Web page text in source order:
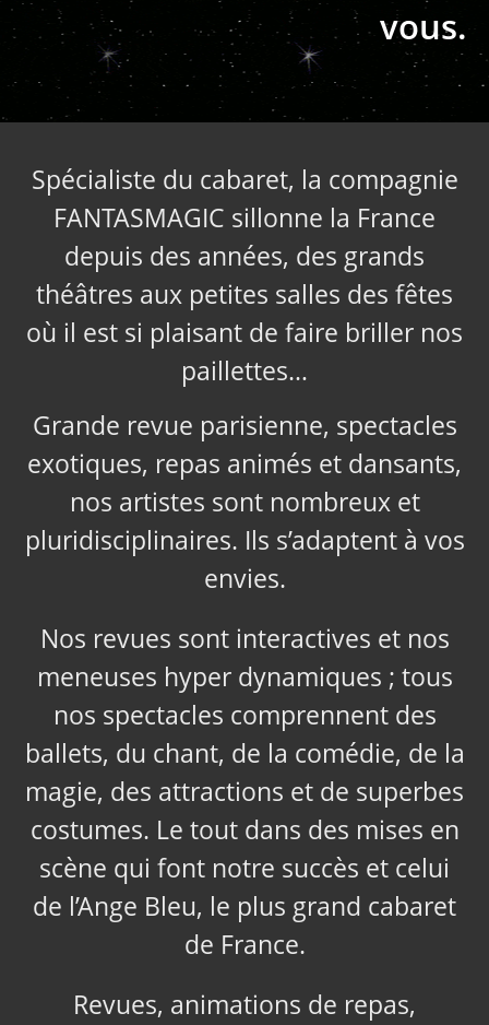
vous.
Spécialiste du cabaret, la compagnie
FANTASMAGIC sillonne la France
depuis des années, des grands
théâtres aux petites salles des fêtes
où il est si plaisant de faire briller nos
paillettes…
Grande revue parisienne, spectacles
exotiques, repas animés et dansants,
nos artistes sont nombreux et
pluridisciplinaires. Ils s’adaptent à vos
envies.
Nos revues sont interactives et nos
meneuses hyper dynamiques ; tous
nos spectacles comprennent des
ballets, du chant, de la comédie, de la
magie, des attractions et de superbes
costumes. Le tout dans des mises en
scène qui font notre succès et celui
de l’Ange Bleu, le plus grand cabaret
de France.
Revues, animations de repas,